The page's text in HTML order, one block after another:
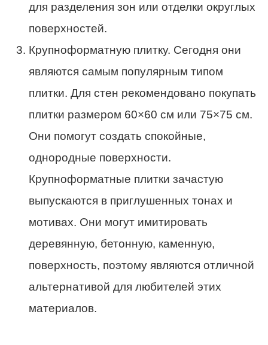
для разделения зон или отделки округлых
поверхностей.
Крупноформатную плитку. Сегодня они
являются самым популярным типом
плитки. Для стен рекомендовано покупать
плитки размером 60×60 см или 75×75 см.
Они помогут создать спокойные,
однородные поверхности.
Крупноформатные плитки зачастую
выпускаются в приглушенных тонах и
мотивах. Они могут имитировать
деревянную, бетонную, каменную,
поверхность, поэтому являются отличной
альтернативой для любителей этих
материалов.